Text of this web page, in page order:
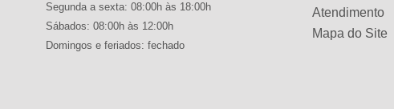
Canaã Móveis (0)
Cemaf
Segunda a sexta: 08:00h às 18:00h
Sábados: 08:00h às 12:00h
Domingos e feriados: fechado
Atendimento
Mapa do Site